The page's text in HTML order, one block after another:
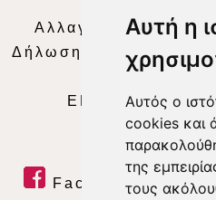
Αυτή η
Αυτός ο
cookies και
της
τους
Αλλαγή
Δήλωση συμμόρφωσης
2018/334
ΕΝΗΜΕΡΩΣΗ |
Facebook|